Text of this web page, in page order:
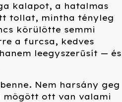
kalapot, a hatalmas
tollat, mintha tényleg
körülötte semmi
a furcsa, kedves
leegyszerűsít — és
Nem harsány geg
mögött ott van valami